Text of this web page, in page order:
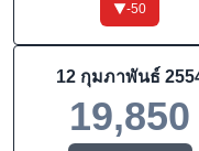
-50
12 กุมภาพันธ์
19,850